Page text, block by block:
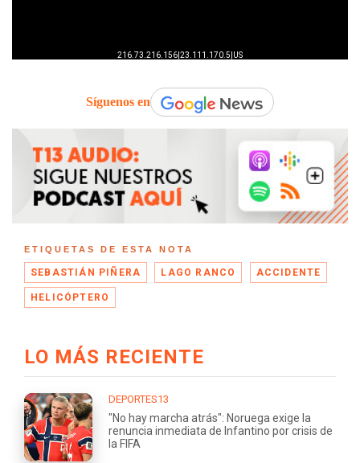
Síguenos en
ETIQUETAS DE ESTA NOTA
SEBASTIÁN PIÑERA LAGO RANCO ACCIDENTE
HELICÓPTERO
LO MÁS RECIENTE
DEPORTES13
"No hay marcha atrás": Noruega exige la
renuncia inmediata de Infantino por crisis de
la FIFA